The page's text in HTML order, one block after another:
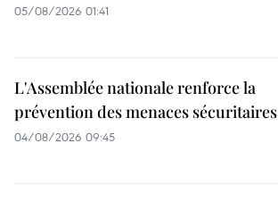
05/08/2026 01:41
L'Assemblée nationale renforce la
prévention des menaces sécuritaires
04/08/2026 09:45